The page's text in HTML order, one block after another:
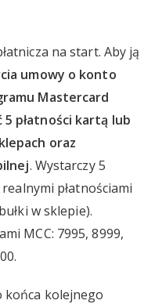
na start. Aby ją
umowy o konto
Mastercard
5 płatności kartą lub
oraz
. Wystarczy 5
płatnościami
w sklepie).
MCC: 7995, 8999,
końca kolejnego